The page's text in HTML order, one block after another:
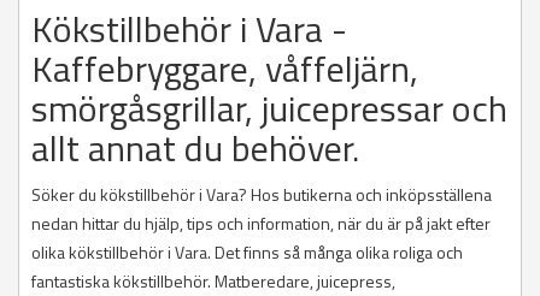
Kökstillbehör i Vara -
Kaffebryggare, våffeljärn,
smörgåsgrillar, juicepressar och
allt annat du behöver.
Söker du kökstillbehör i Vara? Hos butikerna och inköpsställena
nedan hittar du hjälp, tips och information, när du är på jakt efter
olika kökstillbehör i Vara. Det finns så många olika roliga och
fantastiska kökstillbehör. Matberedare, juicepress,